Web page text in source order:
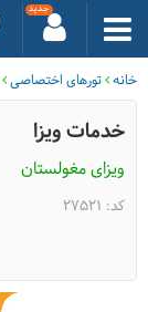
خانه تورهای اختصاصی
خدمات ویزا
ویزای مغولستان
کد: 27521